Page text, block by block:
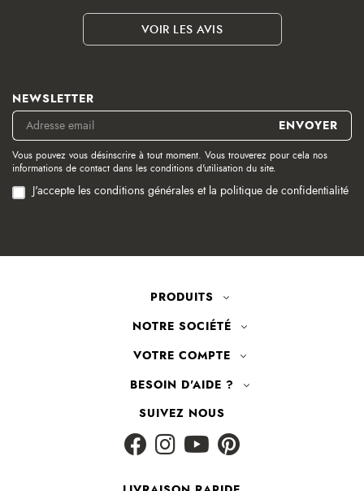
VOIR LES AVIS
NEWSLETTER
Vous pouvez vous désinscrire à tout moment. Vous trouverez pour cela nos
informations de contact dans les conditions d'utilisation du site.
J'accepte les conditions générales et la politique de confidentialité
PRODUITS
NOTRE SOCIÉTÉ
VOTRE COMPTE
BESOIN D'AIDE ?
SUIVEZ NOUS